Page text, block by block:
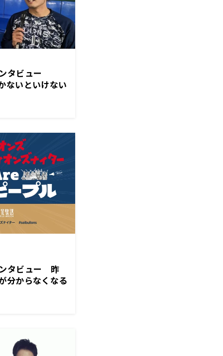
タビュー
ないといけない
ンタビュー 昨
分からなくなる